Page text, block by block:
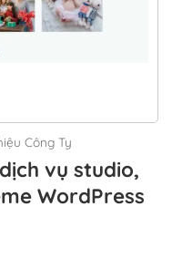
Công Ty
vụ studio,
WordPress